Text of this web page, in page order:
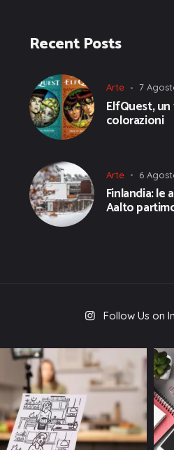
Recent Posts
Arte 7
ElfQuest,
colorazioni
Arte 6
Finlandia:
Aalto
Follow Us on